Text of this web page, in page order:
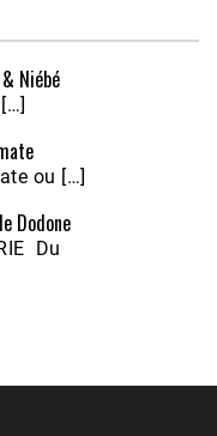
Kapia
Niébé
ou […]
Dodone
Du